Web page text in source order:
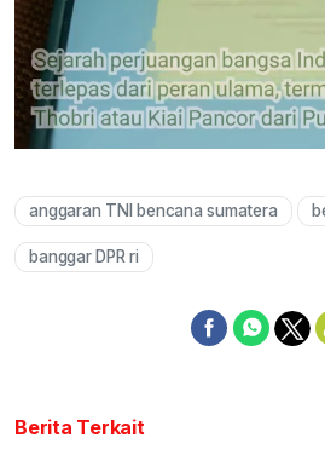
anggaran TNI bencana sumatera
banggar DPR ri
Berita Terkait